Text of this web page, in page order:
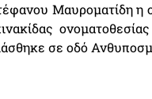
Μαυροματίδη η
σε οδό